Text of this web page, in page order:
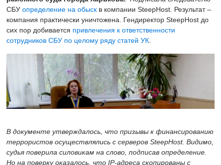
СБУ определение на обыск в компании SteepHost. Результат –
компания практически уничтожена. Гендиректор SteepHost до
сих пор добивается привлечения к ответственности
сотрудников СБУ по целому ряду статей УК
В документе утверждалось, что призывы к финансированию
террористов осуществлялись с серверов SteepHost. Видимо,
судья поверила силовикам на слово, подписав определение.
Но на поверку оказалось, что IP-адреса скопированы с